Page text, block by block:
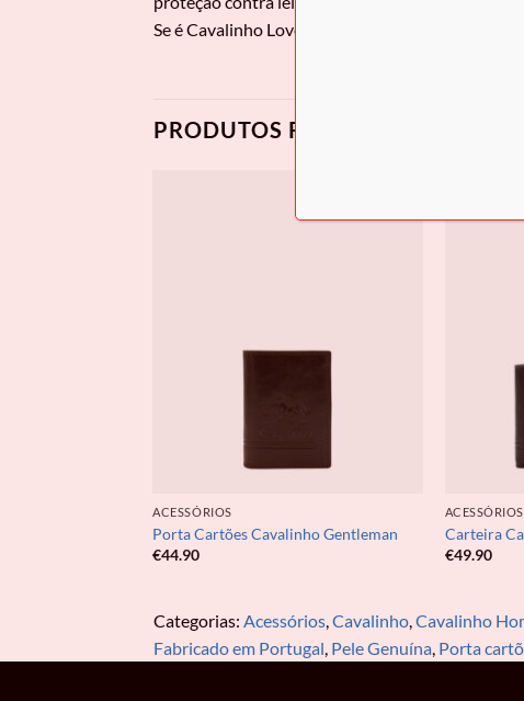
Se é Cavalinho Lover e acompanha o nosso site,
PRODUTOS RELACIONADOS
ACESSÓRIOS
Porta Cartões Cavalinho Gentleman
€44.90
ACESSÓRIOS
Carteira
€49.90
Categorias: Acessórios,Cavalinho,Cavalinho
Fabricado em Portugal, Pele Genuína, Porta